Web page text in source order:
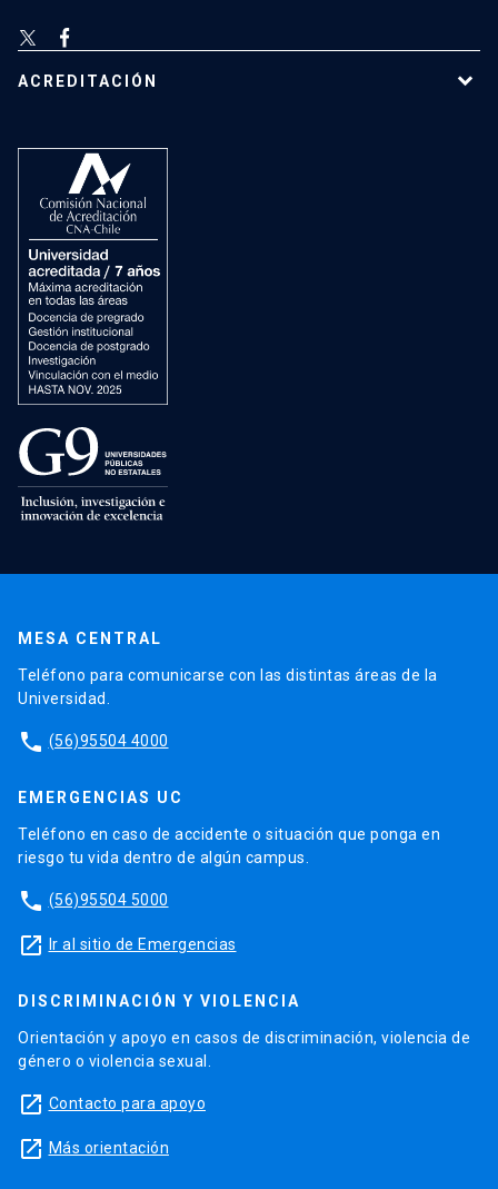
ACREDITACIÓN
MESA CENTRAL
Teléfono para comunicarse con las distintas áreas de la
Universidad.
phone (56)95504 4000
EMERGENCIAS UC
Teléfono en caso de accidente o situación que ponga en
riesgo tu vida dentro de algún campus.
phone (56)95504 5000
launch Ir al sitio de Emergencias
DISCRIMINACIÓN Y VIOLENCIA
Orientación y apoyo en casos de discriminación, violencia de
género o violencia sexual.
launch Contacto para apoyo
launch Más orientación